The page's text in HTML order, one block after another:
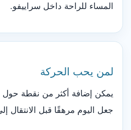
المساء للراحة داخل سراييفو.
لمن يحب الحركة
يمكن إضافة أكثر من نقطة حول
جعل اليوم مرهقًا قبل الانتقال